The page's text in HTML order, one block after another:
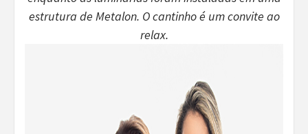
estrutura de Metalon. O cantinho é um convite ao
relax.